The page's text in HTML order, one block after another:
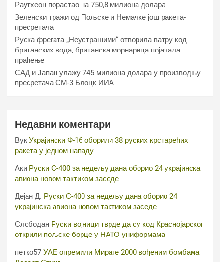
Раyтхеон порастао на 750,8 милиона долара
Зеленски тражи од Пољске и Немачке још ракета-
пресретача
Руска фрегата „Неустрашими“ отворила ватру код
британских вода, британска морнарица појачала
праћење
САД и Јапан улажу 745 милиона долара у производњу
пресретача СМ-3 Блоцк ИИА
Недавни коментари
Вук Украјински Ф-16 оборили 38 руских крстарећих
ракета у једном нападу
Аки Руски С-400 за недељу дана оборио 24 украјинска
авиона новом тактиком заседе
Дејан Д. Руски С-400 за недељу дана оборио 24
украјинска авиона новом тактиком заседе
Слободан Руски војници тврде да су код Краснојарског
открили пољске борце у НАТО униформама
петко57 УАЕ опремили Мираге 2000 вођеним бомбама